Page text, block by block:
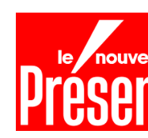
Aller